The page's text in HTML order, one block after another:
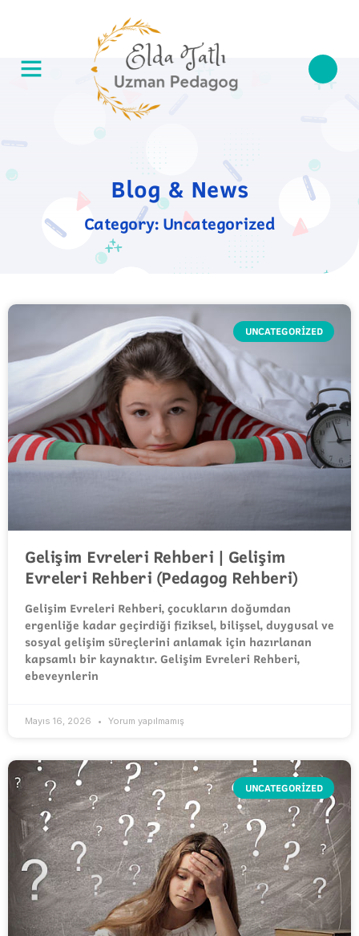
Blog & News
Category: Uncategorized
UNCATEGORIZED
Gelişim Evreleri Rehberi | Gelişim
Evreleri Rehberi (Pedagog Rehberi)
Gelişim Evreleri Rehberi, çocukların doğumdan
ergenliğe kadar geçirdiği fiziksel, bilişsel, duygusal ve
sosyal gelişim süreçlerini anlamak için hazırlanan
kapsamlı bir kaynaktır. Gelişim Evreleri Rehberi,
ebeveynlerin
Mayıs 16, 2026 Yorum yapılmamış
UNCATEGORIZED